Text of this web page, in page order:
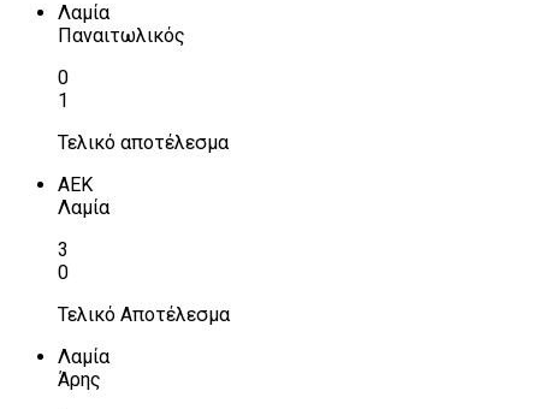
Λαμία
Παναιτωλικός
0
1
Τελικό αποτέλεσμα
ΑΕΚ
Λαμία
3
0
Τελικό Αποτέλεσμα
Λαμία
Άρης